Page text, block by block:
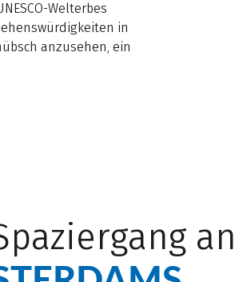
Welterbes
in
anzusehen, ein
an